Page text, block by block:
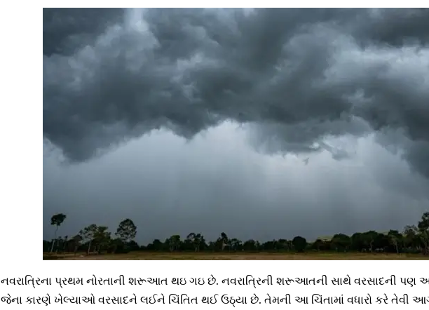
નવરાત્રિના પ્રથમ નોરતાની શરૂઆત થઇ ગઇ છે. નવરાત્રિની શરૂઆતની સાથે વરસાદની પણ
જેના કારણે ખેલ્યાઓ વરસાદને લઈને ચિંતિત થઈ ઉઠ્યા છે. તેમની આ ચિંતામાં વધારો કરે તેવી